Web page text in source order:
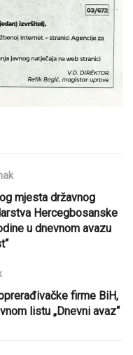
mjesta državnog
Hercegbosanske
u dnevnom avazu
firme BiH,
listu „Dnevni avaz“